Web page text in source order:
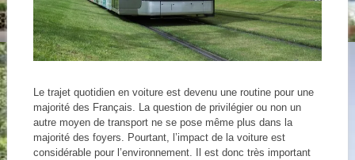
Le trajet quotidien en voiture est devenu une routine pour une
majorité des Français. La question de privilégier ou non un
autre moyen de transport ne se pose même plus dans la
majorité des foyers. Pourtant, l’impact de la voiture est
considérable pour l’environnement. Il est donc très important